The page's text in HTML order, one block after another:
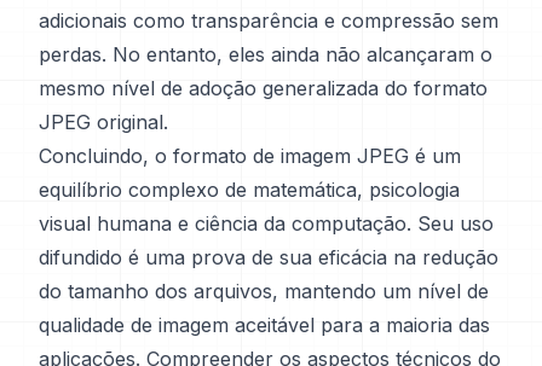
adicionais como transparência e compressão sem
perdas. No entanto, eles ainda não alcançaram o
mesmo nível de adoção generalizada do formato
JPEG original.
Concluindo, o formato de imagem JPEG é um
equilíbrio complexo de matemática, psicologia
visual humana e ciência da computação. Seu uso
difundido é uma prova de sua eficácia na redução
do tamanho dos arquivos, mantendo um nível de
qualidade de imagem aceitável para a maioria das
aplicações. Compreender os aspectos técnicos do